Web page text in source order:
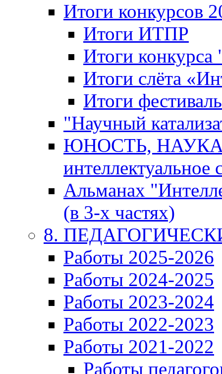
Итоги конкурсов
Итоги ИТПР
Итоги
Итоги слёта
Итоги
"Научный
ЮНОСТЬ,
интеллектуальное
Альманах
(в 3-х частях)
8.
Работы 2025-2026
Работы 2024-2025
Работы 2023-2024
Работы 2022-2023
Работы 2021-2022
Работы